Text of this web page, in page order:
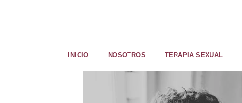
INICIO NOSOTROS TERAPIA SEXUAL